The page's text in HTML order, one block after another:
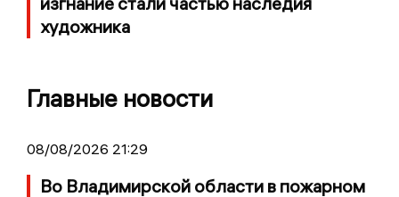
художника
Главные новости
08/08/2026 21:29
Во Владимирской области в пожарном